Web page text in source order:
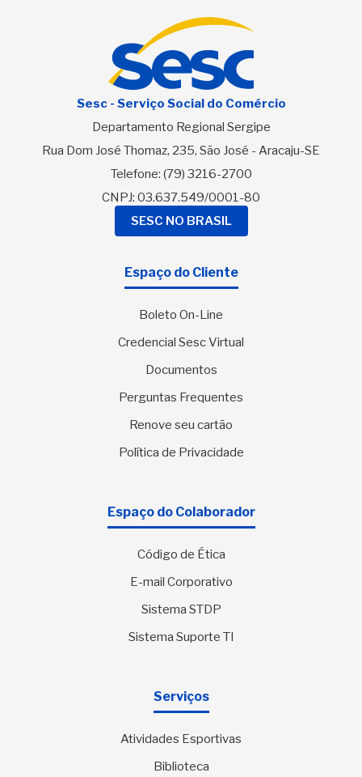
Sesc - Serviço Social do Comércio
Departamento Regional Sergipe
Rua Dom José Thomaz, 235, São José - Aracaju-SE
Telefone: (79) 3216-2700
CNPJ: 03.637.549/0001-80
SESC NO BRASIL
Espaço do Cliente
Boleto On-Line
Credencial Sesc Virtual
Documentos
Perguntas Frequentes
Renove seu cartão
Política de Privacidade
Espaço do Colaborador
Código de Ética
E-mail Corporativo
Sistema STDP
Sistema Suporte TI
Serviços
Atividades Esportivas
Biblioteca